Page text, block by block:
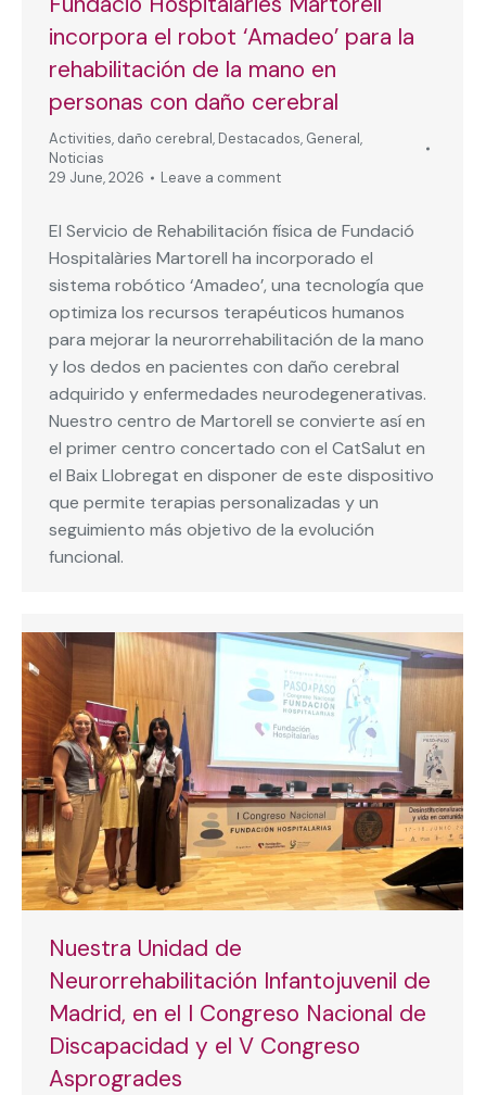
incorpora el robot ‘Amadeo’ para la
rehabilitación de la mano en
personas con daño cerebral
Activities, daño cerebral, Destacados, General,
Noticias
29 June, 2026
Leave a comment
El Servicio de Rehabilitación física de Fundació
Hospitalàries Martorell ha incorporado el
sistema robótico ‘Amadeo’, una tecnología que
optimiza los recursos terapéuticos humanos
para mejorar la neurorrehabilitación de la mano
y los dedos en pacientes con daño cerebral
adquirido y enfermedades neurodegenerativas.
Nuestro centro de Martorell se convierte así en
el primer centro concertado con el CatSalut en
el Baix Llobregat en disponer de este dispositivo
que permite terapias personalizadas y un
seguimiento más objetivo de la evolución
funcional.
Nuestra Unidad de
Neurorrehabilitación Infantojuvenil de
Madrid, en el I Congreso Nacional de
Discapacidad y el V Congreso
Asprogrades